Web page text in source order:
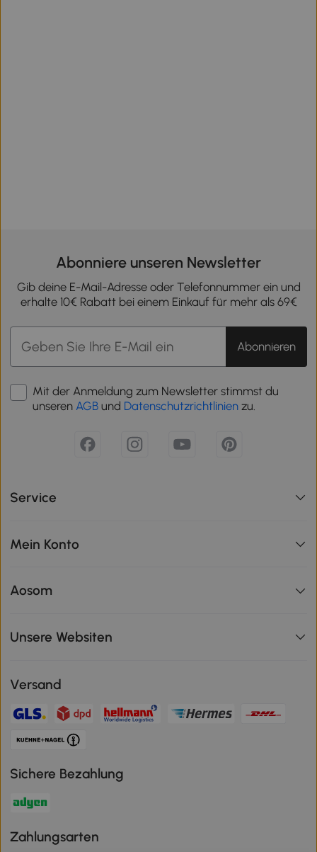
Abonniere unseren Newsletter
Gib deine E-Mail-Adresse oder Telefonnummer ein und
erhalte 10€ Rabatt bei einem Einkauf für mehr als 69€
Abonnieren
Mit der Anmeldung zum Newsletter stimmst du
unseren AGB und Datenschutzrichtlinien zu.
Service
Mein Konto
Aosom
Unsere Websiten
Versand
Sichere Bezahlung
Zahlungsarten